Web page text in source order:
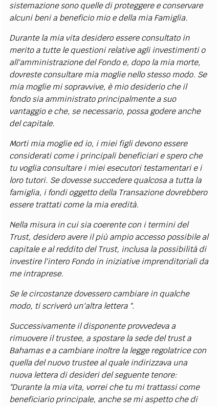
sistemazione sono quelle di proteggere e conservare
alcuni beni a beneficio mio e della mia Famiglia.
Durante la mia vita desidero essere consultato in
merito a tutte le questioni relative agli investimenti o
all'amministrazione del Fondo e, dopo la mia morte,
dovreste consultare mia moglie nello stesso modo. Se
mia moglie mi sopravvive, è mio desiderio che il
fondo sia amministrato principalmente a suo
vantaggio e che, se necessario, possa godere anche
del capitale.
Morti mia moglie ed io, i miei figli devono essere
considerati come i principali beneficiari e spero che
tu voglia consultare i miei esecutori testamentari e i
loro tutori. Se dovesse succedere qualcosa a tutta la
famiglia, i fondi oggetto della Transazione dovrebbero
essere trattati come la mia eredità.
Nella misura in cui sia coerente con i termini del
Trust, desidero avere il più ampio accesso possibile al
capitale e al reddito del Trust, inclusa la possibilità di
investire l'intero Fondo in iniziative imprenditoriali da
me intraprese.
Se le circostanze dovessero cambiare in qualche
modo, ti scriverò un'altra lettera ".
Successivamente il disponente provvedeva a
rimuovere il trustee, a spostare la sede del trust a
Bahamas e a cambiare inoltre la legge regolatrice con
quella del nuovo trustee al quale indirizzava una
nuova lettera di desideri del seguente tenore:
"Durante la mia vita, vorrei che tu mi trattassi come
beneficiario principale, anche se mi aspetto che di